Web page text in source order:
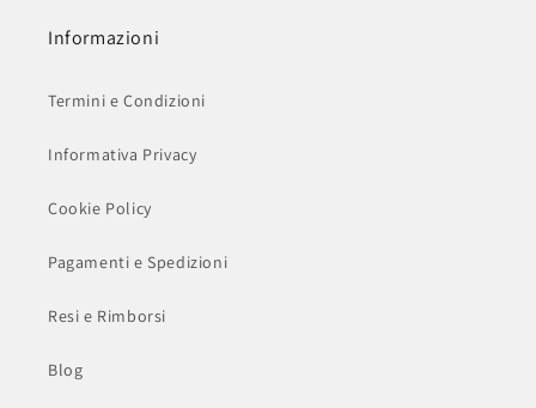
Informazioni
Termini e Condizioni
Informativa Privacy
Cookie Policy
Pagamenti e Spedizioni
Resi e Rimborsi
Blog